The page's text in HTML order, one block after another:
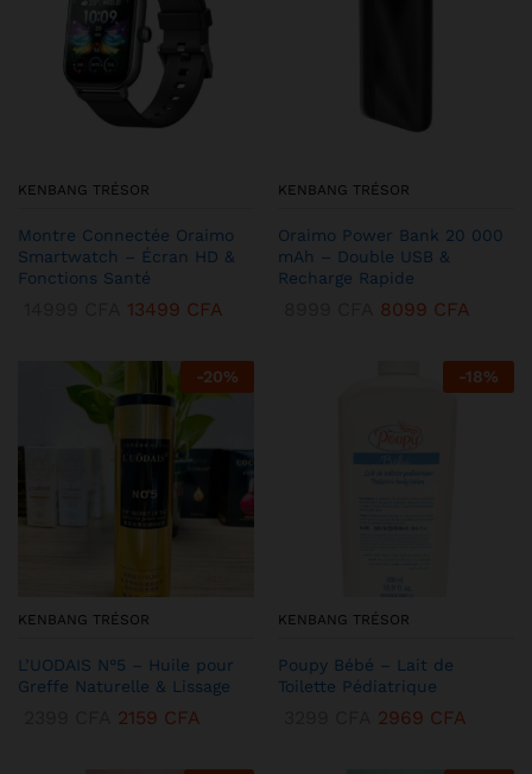
KENBANG TRÉSOR
Montre Connectée Oraimo
Smartwatch – Écran HD &
Fonctions Santé
13499 CFA
KENBANG TRÉSOR
Oraimo Power Bank 20 000
mAh – Double USB &
Recharge Rapide
8099 CFA
-20%
KENBANG TRÉSOR
L’UODAIS N°5 – Huile pour
Greffe Naturelle & Lissage
2159 CFA
-18%
KENBANG TRÉSOR
Poupy Bébé – Lait de
Toilette Pédiatrique
2969 CFA